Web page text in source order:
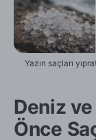
Yazın saçları
Deniz
Önce